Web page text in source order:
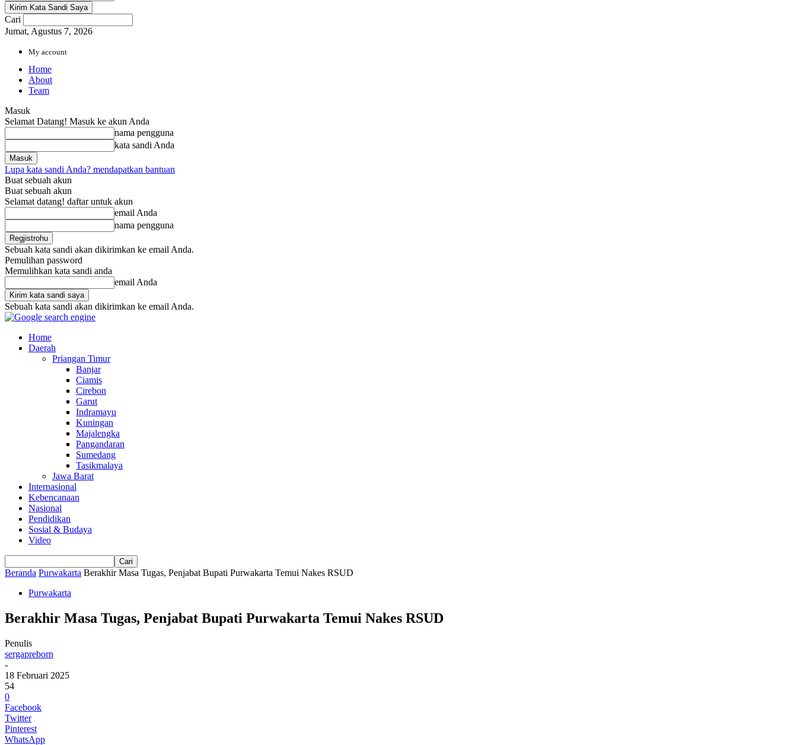
Cari
Jumat, Agustus 7, 2026
My account
Home
About
Team
Masuk
Selamat Datang! Masuk ke akun Anda
nama pengguna
kata sandi Anda
Lupa kata sandi Anda? mendapatkan bantuan
Buat sebuah akun
Buat sebuah akun
Selamat datang! daftar untuk akun
email Anda
nama pengguna
Sebuah kata sandi akan dikirimkan ke email Anda.
Pemulihan password
Memulihkan kata sandi anda
email Anda
Sebuah kata sandi akan dikirimkan ke email Anda.
Home
Daerah
Priangan Timur
Banjar
Ciamis
Cirebon
Garut
Indramayu
Kuningan
Majalengka
Pangandaran
Sumedang
Tasikmalaya
Jawa Barat
Internasional
Kebencanaan
Nasional
Pendidikan
Sosial & Budaya
Video
Beranda Purwakarta Berakhir Masa Tugas, Penjabat Bupati Purwakarta Temui Nakes RSUD
Purwakarta
Berakhir Masa Tugas, Penjabat Bupati Purwakarta Temui Nakes RSUD
Penulis
sergapreborn
-
18 Februari 2025
54
0
Facebook
Twitter
Pinterest
WhatsApp